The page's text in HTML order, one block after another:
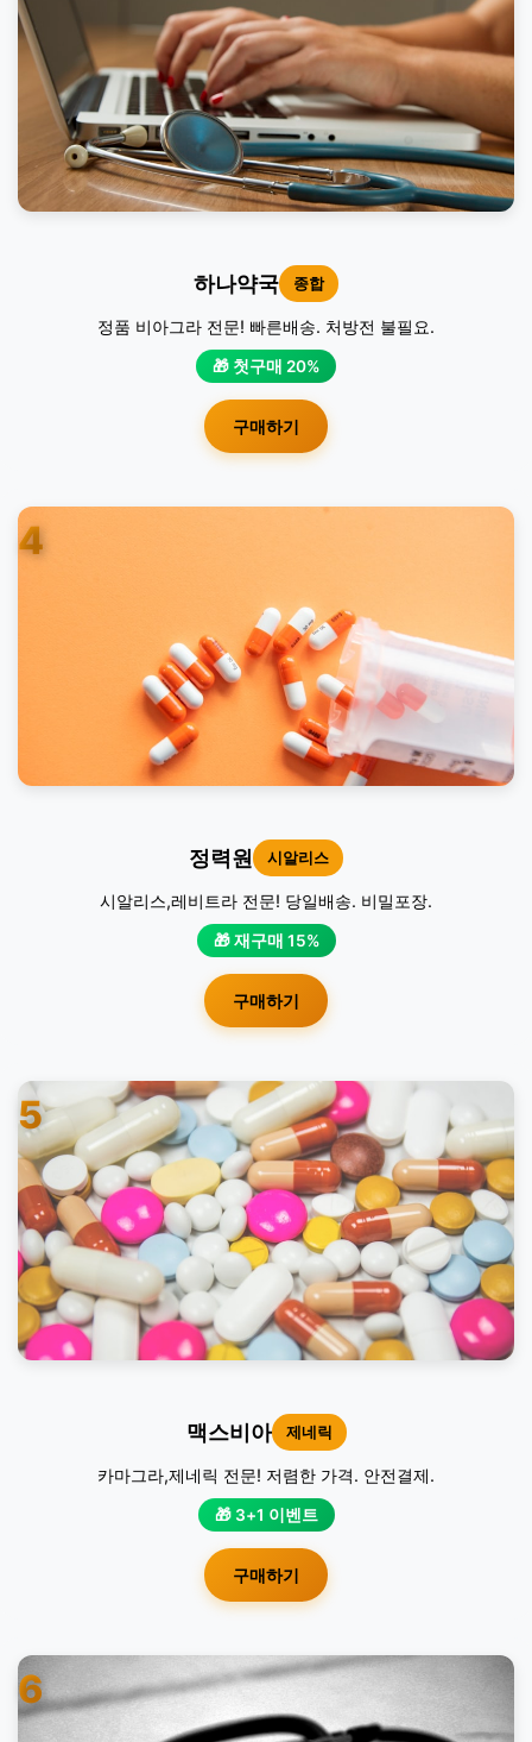
하나약국 종합
정품 비아그라 전문! 빠른배송. 처방전 불필요.
🎁 첫구매 20%
구매하기
4
정력원 시알리스
시알리스,레비트라 전문! 당일배송. 비밀포장.
🎁 재구매 15%
구매하기
5
맥스비아 제네릭
카마그라,제네릭 전문! 저렴한 가격. 안전결제.
🎁 3+1 이벤트
구매하기
6